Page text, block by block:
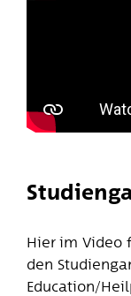
Hier im Video
den
Education/